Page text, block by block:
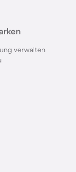
verwalten